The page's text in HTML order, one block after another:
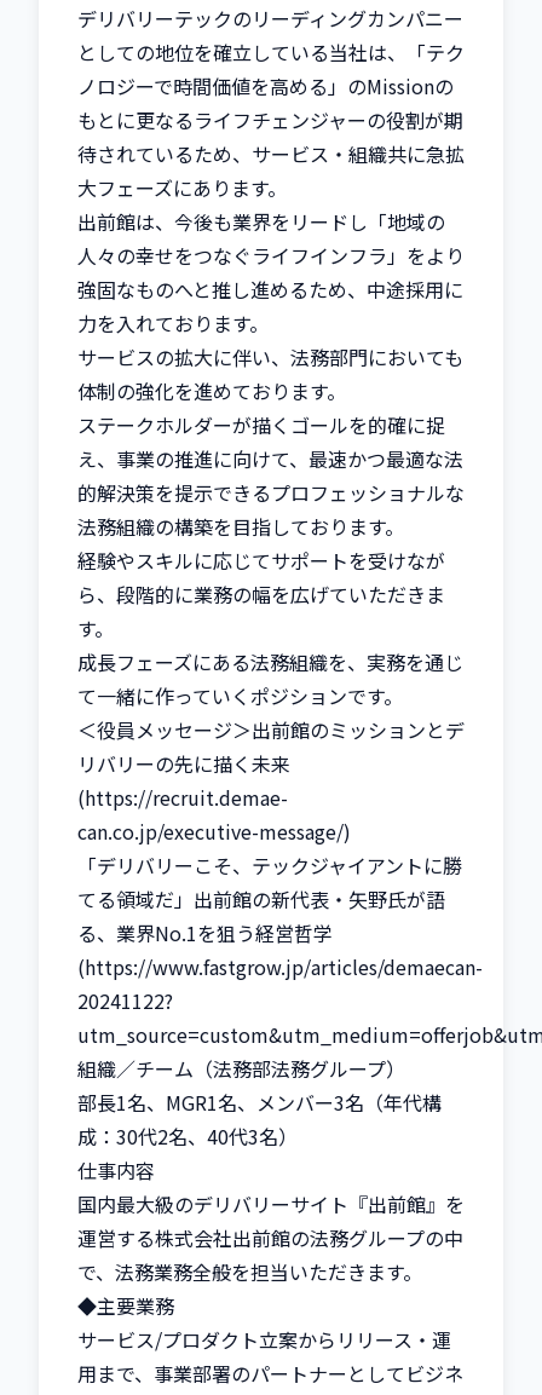
デリバリーテックのリーディングカンパニー
としての地位を確立している当社は、「テク
ノロジーで時間価値を高める」のMissionの
もとに更なるライフチェンジャーの役割が期
待されているため、サービス・組織共に急拡
大フェーズにあります。
出前館は、今後も業界をリードし「地域の
人々の幸せをつなぐライフインフラ」をより
強固なものへと推し進めるため、中途採用に
力を入れております。
サービスの拡大に伴い、法務部門においても
体制の強化を進めております。
ステークホルダーが描くゴールを的確に捉
え、事業の推進に向けて、最速かつ最適な法
的解決策を提示できるプロフェッショナルな
法務組織の構築を目指しております。
経験やスキルに応じてサポートを受けなが
ら、段階的に業務の幅を広げていただきま
す。
成長フェーズにある法務組織を、実務を通じ
て一緒に作っていくポジションです。
＜役員メッセージ＞出前館のミッションとデ
リバリーの先に描く未来
(https://recruit.demae-
can.co.jp/executive-message/)
「デリバリーこそ、テックジャイアントに勝
てる領域だ」出前館の新代表・矢野氏が語
る、業界No.1を狙う経営哲学
(https://www.fastgrow.jp/articles/demaecan-
20241122?
組織／チーム（法務部法務グループ）
部長1名、MGR1名、メンバー3名（年代構
成：30代2名、40代3名）
仕事内容
国内最大級のデリバリーサイト『出前館』を
運営する株式会社出前館の法務グループの中
で、法務業務全般を担当いただきます。
◆主要業務
サービス/プロダクト立案からリリース・運
用まで、事業部署のパートナーとしてビジネ